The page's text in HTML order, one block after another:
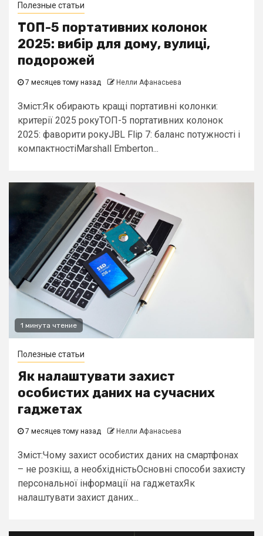
Полезные статьи
ТОП-5 портативних колонок
2025: вибір для дому, вулиці,
подорожей
7 месяцев тому назад Нелли Афанасьева
Зміст:Як обирають кращі портативні колонки:
критерії 2025 рокуТОП-5 портативних колонок
2025: фаворити рокуJBL Flip 7: баланс потужності і
компактностіMarshall Emberton...
1 минута чтение
Полезные статьи
Як налаштувати захист
особистих даних на сучасних
гаджетах
7 месяцев тому назад Нелли Афанасьева
Зміст:Чому захист особистих даних на смартфонах
– не розкіш, а необхідністьОсновні способи захисту
персональної інформації на гаджетахЯк
налаштувати захист даних...